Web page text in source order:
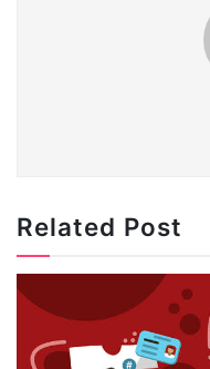
Related Post